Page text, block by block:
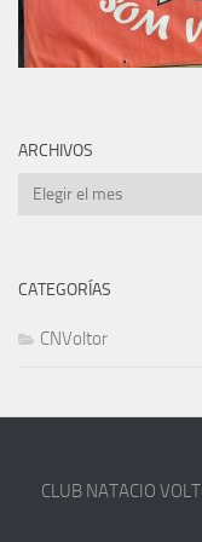
ARCHIVOS
Archivos
CATEGORÍAS
CNVoltor
CLUB NATACIO